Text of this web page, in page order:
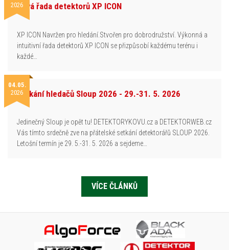
2026Nová řada detektorů XP ICON
XP ICON Navržen pro hledání.Stvořen pro dobrodružství. Výkonná a
intuitivní řada detektorů XP ICON se přizpůsobí každému terénu i
každé…
04.05.
2026Setkání hledačů Sloup 2026 - 29.-31. 5. 2026
Jedinečný Sloup je opět tu! DETEKTORYKOVU.cz a DETEKTORWEB.cz
Vás tímto srdečně zve na přátelské setkání detektorářů SLOUP 2026.
Letošní termín je 29. 5.-31. 5. 2026 a sejdeme…
VÍCE ČLÁNKŮ